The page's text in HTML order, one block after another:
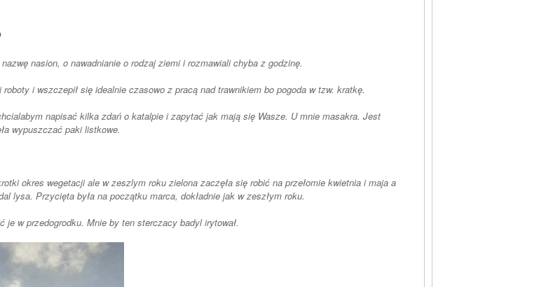
nasion, o nawadnianie o rodzaj ziemi i rozmawiali chyba z godzinę.
roboty i wszczepił się idealnie czasowo z pracą nad trawnikiem bo pogoda w tzw. kratkę.
napisać kilka zdań o katalpie i zapytać jak mają się Wasze. U mnie masakra. Jest
wypuszczać paki listkowe.
okres wegetacji ale w zeszlym roku zielona zaczęła się robić na przełomie kwietnia i maja a
teraz już połowa mają a ona nadal lysa. Przycięta była na początku marca, dokładnie jak w zeszłym roku.
je w przedogrodku. Mnie by ten sterczacy badyl irytował.